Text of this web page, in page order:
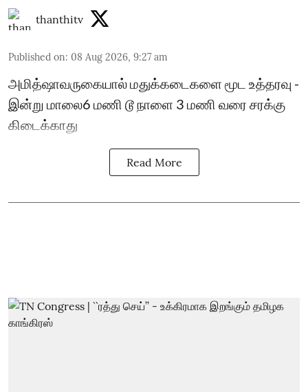
thanthitv
Published on: 08 Aug 2026, 9:27 am
அமித்ஷாவருகையால் மதுக்கடைகளை மூட உத்தரவு -
இன்று மாலை6 மணி டூ நாளை 3 மணி வரை சரக்கு
கிடைக்காது
Read More